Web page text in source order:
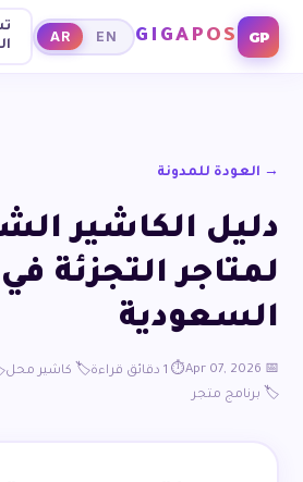
GP
GIGAPOS
EN
AR
→ العودة للمدونة
دليل الكاشير
لمتاجر التجزئة في
السعودية
📅 Apr 07, 2026 ⏱️ 1 دقائق قراءة 🏷️ كاشير محل
🏷️ برنامج متجر